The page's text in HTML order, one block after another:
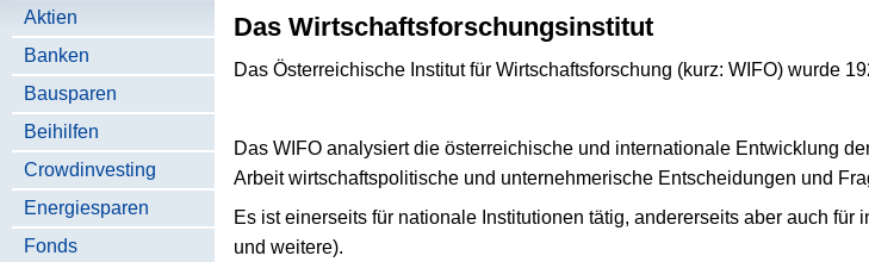
Aktien
Banken
Bausparen
Beihilfen
Crowdinvesting
Energiesparen
Fonds
Das Wirtschaftsforschungsinstitut
Das Österreichische Institut für Wirtschaftsforschung (kurz: WIFO) wurde
Das WIFO analysiert die österreichische und internationale Entwicklung
Arbeit wirtschaftspolitische und unternehmerische Entscheidungen und
Es ist einerseits für nationale Institutionen tätig, andererseits aber auch für
und weitere).